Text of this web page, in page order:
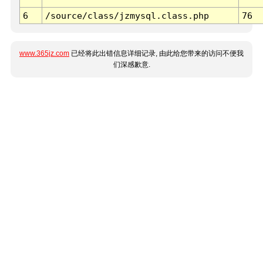
6 /source/class/jzmysql.class.php 76
www.365jz.com 已经将此出错信息详细记录, 由此给您带来的访问不便我
们深感歉意.